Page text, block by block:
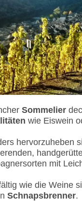
Sommelier
wie Eiswein
hervorzuheben
mit
wie die Weine
Schnapsbrenner.